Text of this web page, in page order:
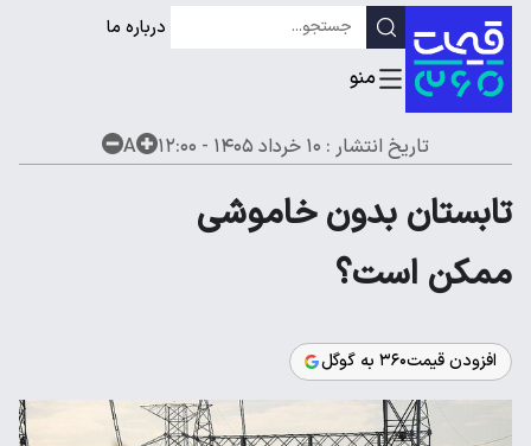
درباره ما
تاریخ انتشار : ۱۰ خرداد ۱۴۰۵ - ۱۲:۰۰ A
تابستان بدون خاموشی
ممکن است؟
افزودن قیمت۳۶۰ به گوگل